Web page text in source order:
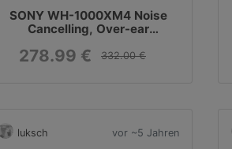
SONY WH-1000XM4 Noise
Cancelling, Over-ear
278.99 € 332.00 €
luksch vor ~5 Jahren